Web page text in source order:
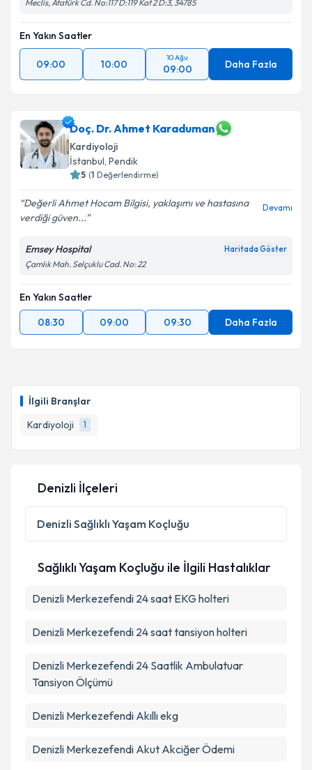
İlgili Branşlar
Kardiyoloji
1
kapsamda işlenmesini kabul ediyorum.
Takvim Talebini Gönder
Meclis, Atatürk Cd. No:117 D:119 Kat 2 D:3, 34785
En Yakın Saatler
09:00 10:00
10 Ağu
09:00 Daha Fazla
Doç. Dr. Ahmet Karaduman
Kardiyoloji
İstanbul, Pendik
5 (1 Değerlendirme)
Değerli Ahmet Hocam Bilgisi, yaklaşımı ve hastasına
verdiği güven...
Devamı
Emsey Hospital Haritada Göster
Çamlık Mah. Selçuklu Cad. No: 22
En Yakın Saatler
08:30
09:00 09:30 Daha Fazla
Denizli İlçeleri
Denizli Sağlıklı Yaşam Koçluğu
Sağlıklı Yaşam Koçluğu ile İlgili Hastalıklar
Denizli Merkezefendi 24 saat EKG holteri
Denizli Merkezefendi 24 saat tansiyon holteri
Denizli Merkezefendi 24 Saatlik Ambulatuar
Tansiyon Ölçümü
Denizli Merkezefendi Akıllı ekg
Denizli Merkezefendi Akut Akciğer Ödemi